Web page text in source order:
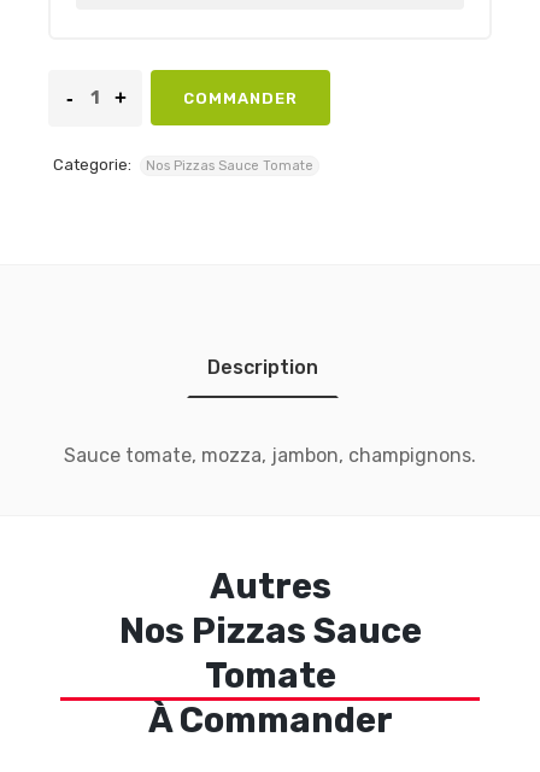
COMMANDER
Categorie: Nos Pizzas Sauce Tomate
Description
Sauce tomate, mozza, jambon, champignons.
Autres
Nos Pizzas Sauce
Tomate
À Commander